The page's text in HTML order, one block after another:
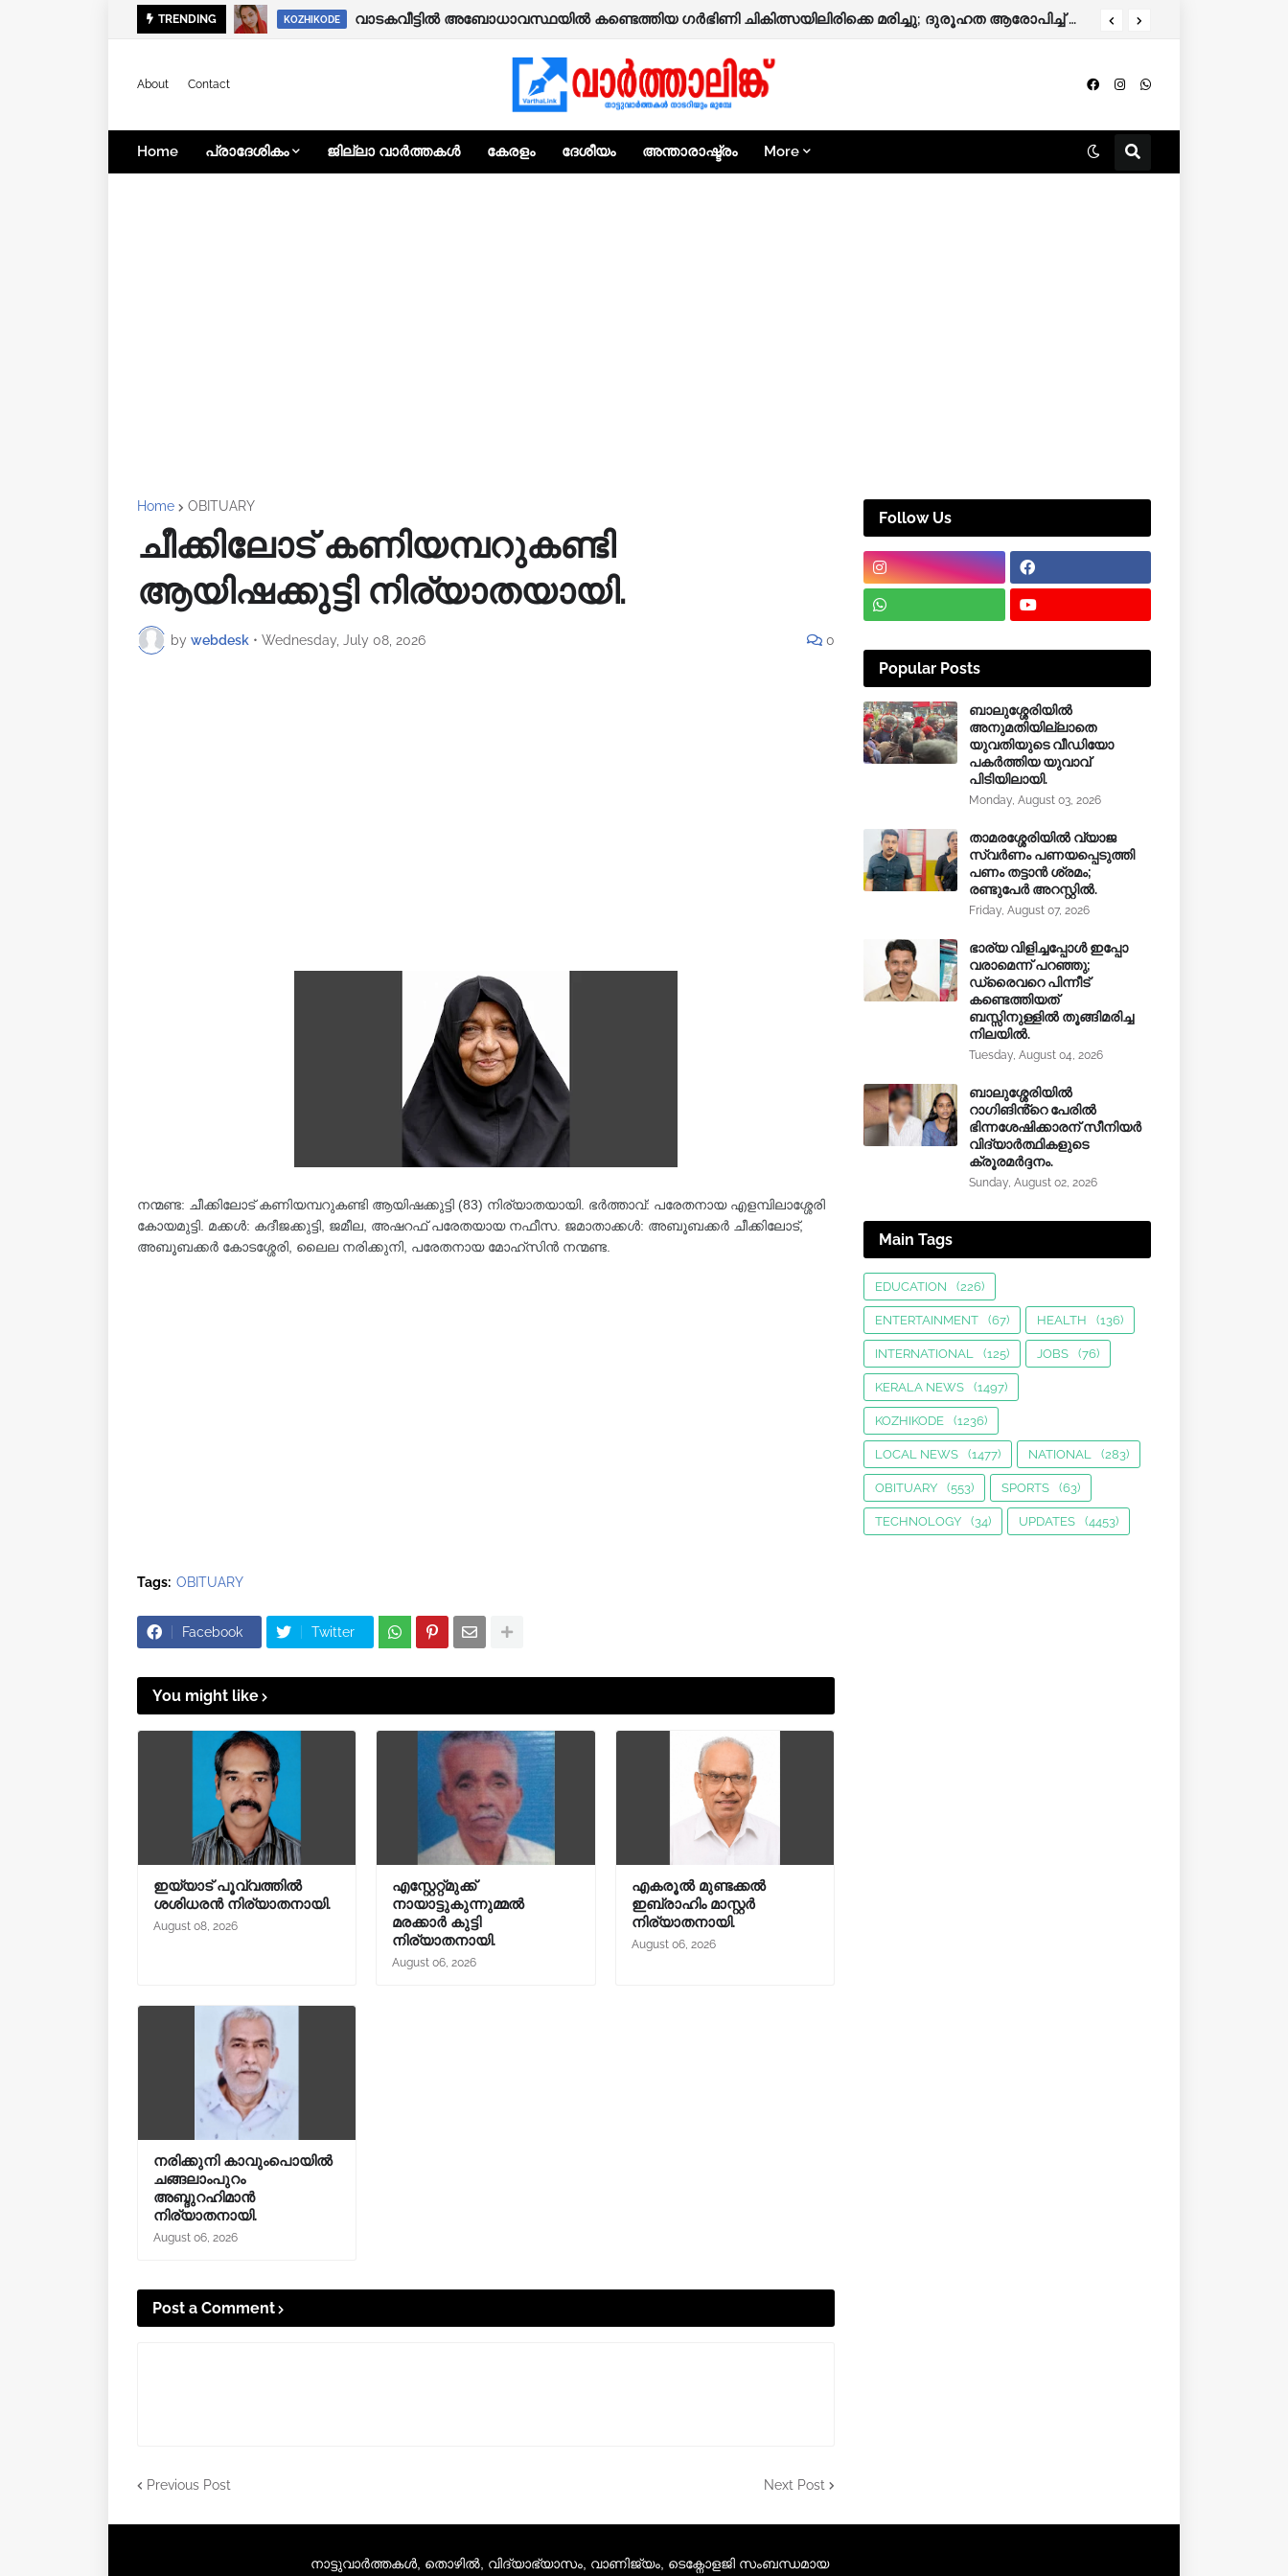
TRENDING KOZHIKODE
KOZHIKODE കൊയിലാണ്ടിയിലെ ആക്രിക്കടയിൽ സംഘർഷം; നാലുപേർക്ക് പരിക്ക്.
About Contact
Home പ്രാദേശികം ജില്ലാ വാർത്തകൾ കേരളം ദേശീയം അന്താരാഷ്ട്രം More
Home OBITUARY
ചീക്കിലോട് കണിയമ്പറുകണ്ടി
ആയിഷക്കുട്ടി നിര്യാതയായി.
by webdesk • Wednesday, July 08, 2026 0
നന്മണ്ട: ചീക്കിലോട് കണിയമ്പറുകണ്ടി ആയിഷക്കുട്ടി (83) നിര്യാതയായി. ഭർത്താവ്: പരേതനായ എളമ്പിലാശ്ശേരി
കോയമുട്ടി. മക്കൾ: കദീജക്കുട്ടി, ജമീല, അഷറഫ് പരേതയായ നഫീസ. ജമാതാക്കൾ: അബൂബക്കർ ചീക്കിലോട്,
അബൂബക്കർ കോടശ്ശേരി, ലൈല നരിക്കുനി, പരേതനായ മോഹ്‌സിൻ നന്മണ്ട.
Tags: OBITUARY
Facebook Twitter
You might like
ഇയ്യാട് പൂവ്വത്തിൽ
ശശിധരൻ നിര്യാതനായി.
August 08, 2026
എസ്റ്റേറ്റ്മുക്ക്
നായാട്ടുകുന്നുമ്മൽ
മരക്കാർ കുട്ടി
നിര്യാതനായി.
August 06, 2026
എകരൂൽ മുണ്ടക്കൽ
ഇബ്രാഹിം മാസ്റ്റർ
നിര്യാതനായി.
August 06, 2026
നരിക്കുനി കാവുംപൊയിൽ
ചങ്ങലാംപുറം
അബ്ദുറഹിമാൻ
നിര്യാതനായി.
August 06, 2026
Post a Comment
Previous Post Next Post
Follow Us
Popular Posts
ബാലുശ്ശേരിയിൽ
അനുമതിയില്ലാതെ
യുവതിയുടെ വീഡിയോ
പകർത്തിയ യുവാവ്
പിടിയിലായി.
Monday, August 03, 2026
താമരശ്ശേരിയിൽ വ്യാജ
സ്വർണം പണയപ്പെടുത്തി
പണം തട്ടാൻ ശ്രമം;
രണ്ടുപേർ അറസ്റ്റിൽ.
Friday, August 07, 2026
ഭാര്യ വിളിച്ചപ്പോള്‍ ഇപ്പോ
വരാമെന്ന് പറഞ്ഞു;
ഡ്രൈവറെ പിന്നീട്
കണ്ടെത്തിയത്
ബസ്സിനുള്ളില്‍ തൂങ്ങിമരിച്ച
നിലയിൽ.
Tuesday, August 04, 2026
ബാലുശ്ശേരിയിൽ
റാഗിങിൻ്റെ പേരിൽ
ഭിന്നശേഷിക്കാരന് സീനിയർ
വിദ്യാർത്ഥികളുടെ
ക്രൂരമര്‍ദ്ദനം.
Sunday, August 02, 2026
Main Tags
EDUCATION (226)
ENTERTAINMENT (67) HEALTH (136)
INTERNATIONAL (125) JOBS (76)
KERALA NEWS (1497)
KOZHIKODE (1236)
LOCAL NEWS (1477) NATIONAL (283)
OBITUARY (553) SPORTS (63)
TECHNOLOGY (34) UPDATES (4453)
നാട്ടുവാർത്തകൾ, തൊഴിൽ, വിദ്യാഭ്യാസം, വാണിജ്യം, ടെക്നോളജി സംബന്ധമായ